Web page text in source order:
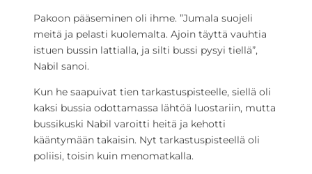
Pakoon pääseminen oli ihme. ”Jumala suojeli
meitä ja pelasti kuolemalta. Ajoin täyttä vauhtia
istuen bussin lattialla, ja silti bussi pysyi tiellä”,
Nabil sanoi.
Kun he saapuivat tien tarkastuspisteelle, siellä oli
kaksi bussia odottamassa lähtöä luostariin, mutta
bussikuski Nabil varoitti heitä ja kehotti
kääntymään takaisin. Nyt tarkastuspisteellä oli
poliisi, toisin kuin menomatkalla.